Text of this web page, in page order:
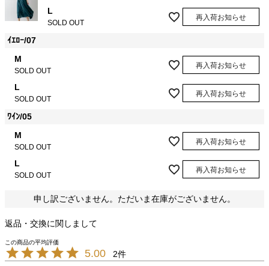
L
SOLD OUT
再入荷お知らせ
ｲｴﾛｰ/07
M
SOLD OUT
再入荷お知らせ
L
SOLD OUT
再入荷お知らせ
ﾜｲﾝ/05
M
SOLD OUT
再入荷お知らせ
L
SOLD OUT
再入荷お知らせ
申し訳ございません。ただいま在庫がございません。
返品・交換に関しまして
5.00 2